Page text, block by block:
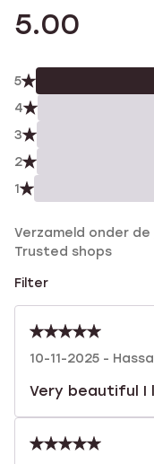
5.00
5
4
3
2
1
Verzameld onder de
Trusted shops
Filter
10-11-2025 -
Very beautiful I